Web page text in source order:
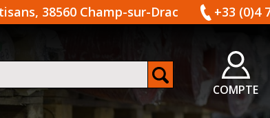
38560 Champ-sur-Drac +33 (0)4
COMPTE